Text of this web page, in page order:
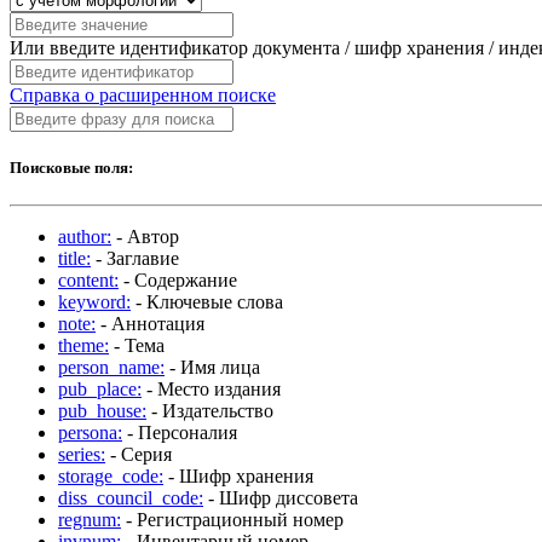
Или введите идентификатор документа / шифр хранения /
Справка о расширенном поиске
Поисковые поля:
author: - Автор
title: - Заглавие
content: - Содержание
keyword: - Ключевые слова
note: - Аннотация
theme: - Тема
person_name: - Имя лица
pub_place: - Место издания
pub_house: - Издательство
persona: - Персоналия
series: - Серия
storage_code: - Шифр хранения
diss_council_code: - Шифр диссовета
regnum: - Регистрационный номер